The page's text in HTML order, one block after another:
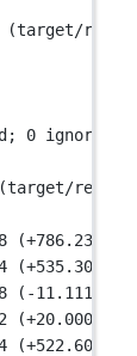
release/
0 ignored;